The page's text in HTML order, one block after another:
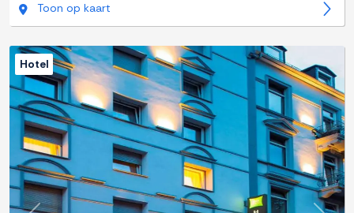
Toon op kaart
Hotel